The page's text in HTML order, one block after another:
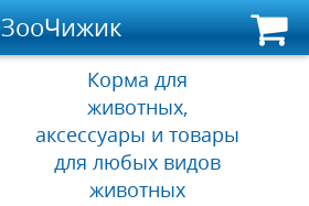
ЗооЧижик
Корма для
животных,
аксессуары и товары
для любых видов
животных